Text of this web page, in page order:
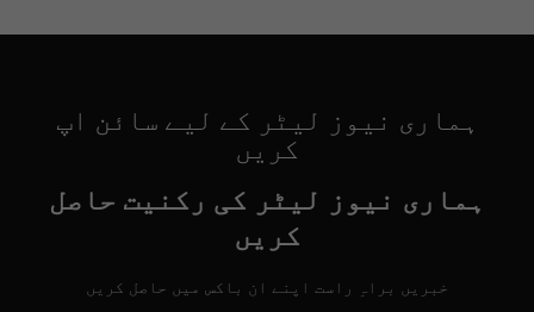
ہماری نیوز لیٹر کے لیے سائن اپ
کریں
ہماری نیوز لیٹر کی رکنیت حاصل
کریں
خبریں براہِ راست اپنے ان باکس میں حاصل کریں